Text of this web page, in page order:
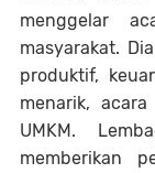
menggelar
masyarakat.
produktif,
menarik,
UMKM.
memberikan